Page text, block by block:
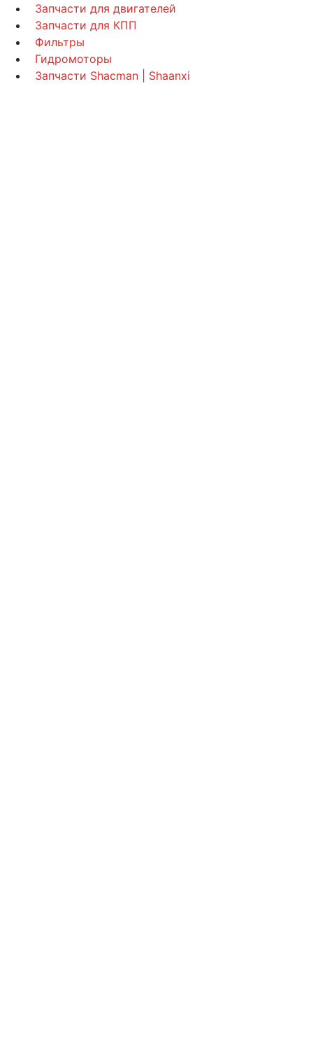
Запчасти для двигателей
Запчасти для КПП
Фильтры
Гидромоторы
Запчасти Shacman | Shaanxi